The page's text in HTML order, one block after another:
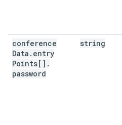
conference
Data . entry
Points[] .
password
string